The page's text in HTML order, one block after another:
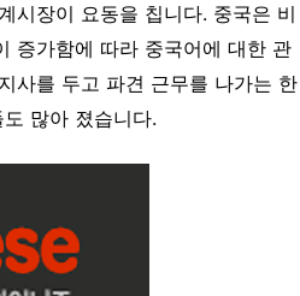
시장이 요동을 칩니다. 중국은 비
증가함에 따라 중국어에 대한 관
사를 두고 파견 근무를 나가는 한
많아 졌습니다.